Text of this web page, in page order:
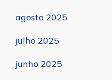
agosto 2025
julho 2025
junho 2025